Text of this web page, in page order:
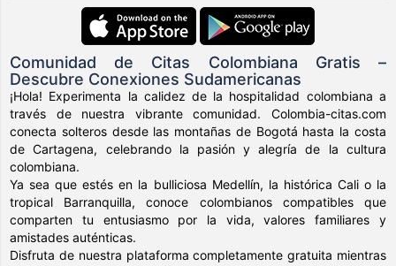
Comunidad de Citas Colombiana Gratis –
Descubre Conexiones Sudamericanas
¡Hola! Experimenta la calidez de la hospitalidad colombiana a
través de nuestra vibrante comunidad. Colombia-citas.com
conecta solteros desde las montañas de Bogotá hasta la costa
de Cartagena, celebrando la pasión y alegría de la cultura
colombiana.
Ya sea que estés en la bulliciosa Medellín, la histórica Cali o la
tropical Barranquilla, conoce colombianos compatibles que
comparten tu entusiasmo por la vida, valores familiares y
amistades auténticas.
Disfruta de nuestra plataforma completamente gratuita mientras